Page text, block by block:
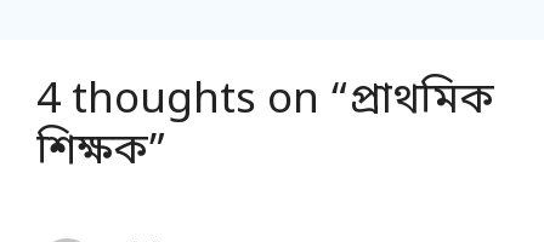
4 thoughts on “প্রাথমিক
শিক্ষক”